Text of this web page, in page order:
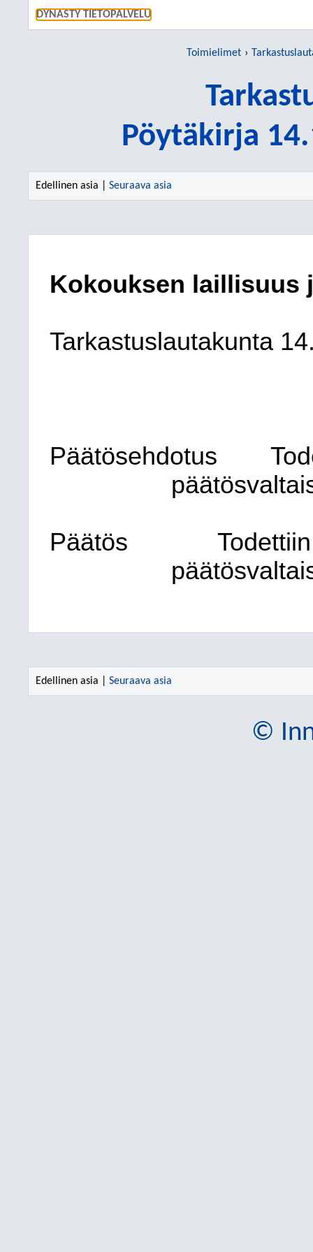
DYNASTY TIETOPALVELU
Toimielimet
Pöytäkirja
Edellinen asia | Seuraava asia
Kokouksen laillisuus
Tarkastuslautakunta
Päätösehdotus
Päätös
Edellinen asia | Seuraava asia
©